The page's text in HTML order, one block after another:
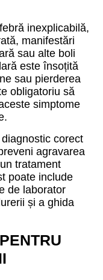
inexplicabilă,
manifestări
sau alte boli
este însoțită
sau pierderea
obligatoriu să
simptome
corect
agravarea
tratament
poate include
de laborator
și a ghida